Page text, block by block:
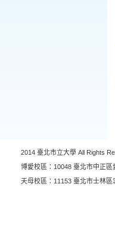
2014 臺北市立大學 All Rights
博愛校區：10048 臺北市中正區
天母校區：11153 臺北市士林區